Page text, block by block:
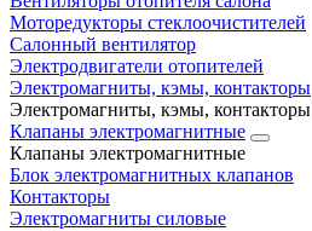
Моторедукторы стеклоочистителей
Салонный вентилятор
Электродвигатели отопителей
Электромагниты, кэмы, контакторы
Электромагниты, кэмы, контакторы
Клапаны электромагнитные
Клапаны электромагнитные
Блок электромагнитных клапанов
Контакторы
Электромагниты силовые